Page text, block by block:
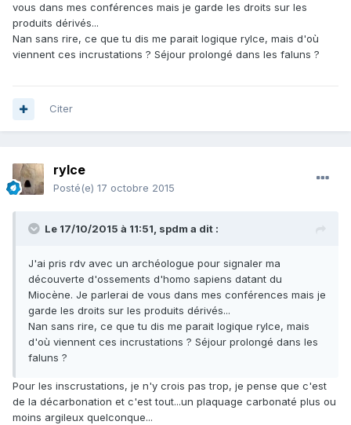
vous dans mes conférences mais je garde les droits sur les
produits dérivés...
Nan sans rire, ce que tu dis me parait logique rylce, mais d'où
viennent ces incrustations ? Séjour prolongé dans les faluns ?
Citer
rylce
Posté(e) 17 octobre 2015
Le 17/10/2015 à 11:51, spdm a dit :
J'ai pris rdv avec un archéologue pour signaler ma
découverte d'ossements d'homo sapiens datant du
Miocène. Je parlerai de vous dans mes conférences mais je
garde les droits sur les produits dérivés...
Nan sans rire, ce que tu dis me parait logique rylce, mais
d'où viennent ces incrustations ? Séjour prolongé dans les
faluns ?
Pour les inscrustations, je n'y crois pas trop, je pense que c'est
de la décarbonation et c'est tout...un plaquage carbonaté plus ou
moins argileux quelconque...